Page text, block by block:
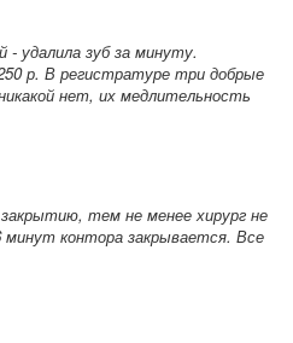
- удалила зуб за минуту.
р. В регистратуре три добрые
нет, их медлительность
тем не менее хирург не
минут контора закрывается. Все